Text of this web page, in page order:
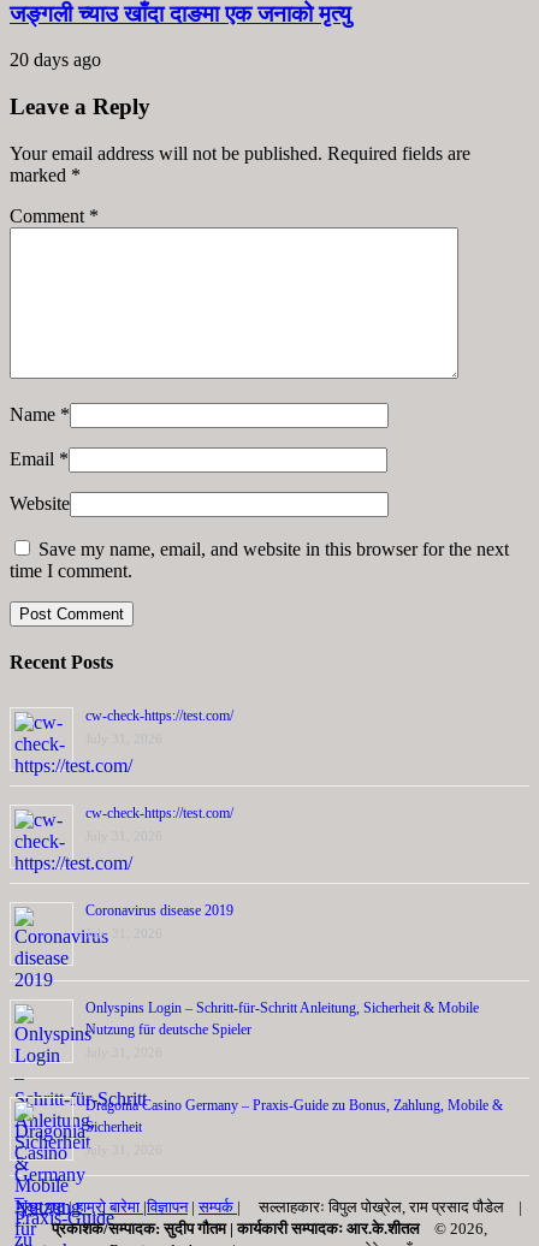
जङ्गली च्याउ खाँदा दाङमा एक जनाको मृत्यु
20 days ago
Leave a Reply
Your email address will not be published. Required fields are
marked *
Comment *
Name *
Email *
Website
Save my name, email, and website in this browser for the next
time I comment.
Recent Posts
cw-check-https://test.com/
cw-check-https://test.com/
Coronavirus disease 2019
July 31, 2026
Onlyspins Login – Schritt‑für‑Schritt Anleitung, Sicherheit & Mobile
Nutzung für deutsche Spieler
Dragonia Casino Germany – Praxis‑Guide zu Bonus, Zahlung, Mobile &
Sicherheit
July 31, 2026
मुख्य पृष्ठ |हाम्रो बारेमा |विज्ञापन|सम्पर्क | सल्लाहकारः विपुल पोख्रेल, राम प्रसाद पाैडेल |
प्रकाशक/सम्पादक: सुदीप गौतम | कार्यकारी सम्पादकः आर.के.शीतल
© 2026,